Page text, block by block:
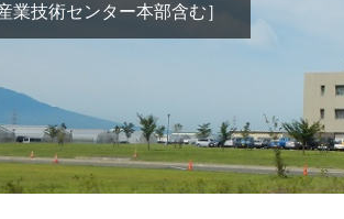
業技術センター本部含む］